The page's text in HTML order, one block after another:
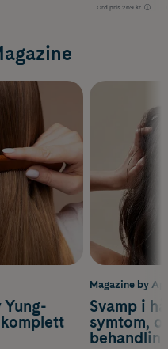
Ord.pris 269 kr
Magazine by
Svamp i
symtom,